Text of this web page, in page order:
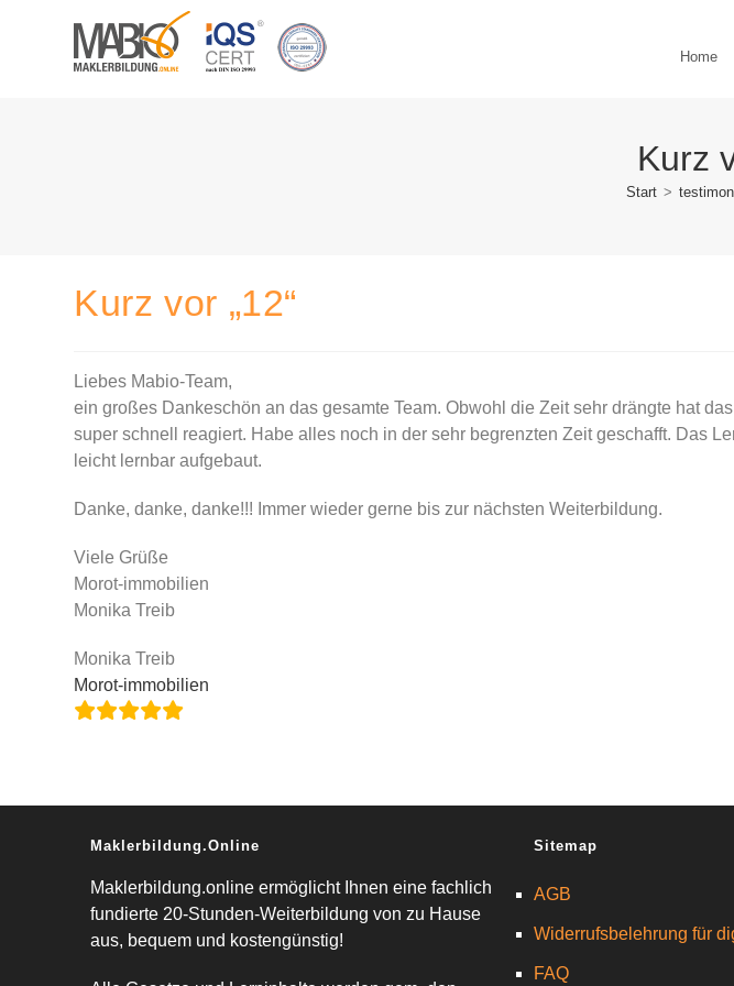
Home
Kurz
Start >
Kurz vor „12“
Liebes Mabio-Team,
ein großes Dankeschön an das gesamte Team. Obwohl die Zeit sehr drängte hat
super schnell reagiert. Habe alles noch in der sehr begrenzten Zeit geschafft. Das
leicht lernbar aufgebaut.
Danke, danke, danke!!! Immer wieder gerne bis zur nächsten Weiterbildung.
Viele Grüße
Morot-immobilien
Monika Treib
Monika Treib
Morot-immobilien
Maklerbildung.online
Maklerbildung.online ermöglicht Ihnen eine fachlich
fundierte 20-Stunden-Weiterbildung von zu Hause
aus, bequem und kostengünstig!
Sitemap
AGB
Widerrufsbelehrung für
FAQ